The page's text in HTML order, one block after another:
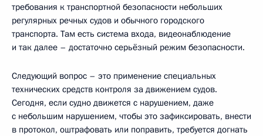
требования к транспортной безопасности небольших
регулярных речных судов и обычного городского
транспорта. Там есть система входа, видеонаблюдение
и так далее – достаточно серьёзный режим безопасности.
Следующий вопрос – это применение специальных
технических средств контроля за движением судов.
Сегодня, если судно движется с нарушением, даже
с небольшим нарушением, чтобы это зафиксировать, внести
в протокол, оштрафовать или поправить, требуется догнать